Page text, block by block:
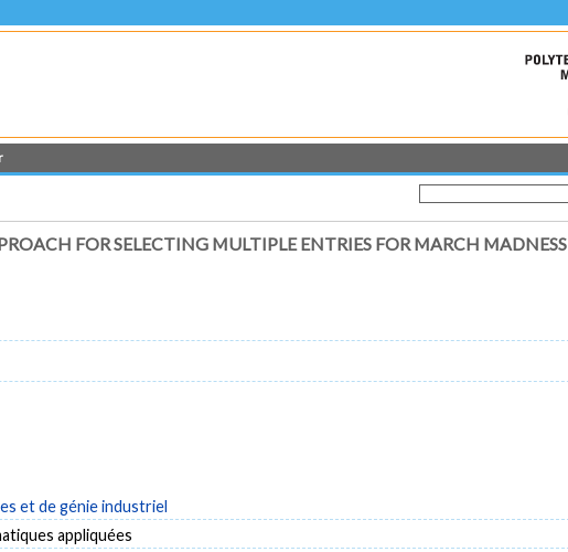
FOR SELECTING MULTIPLE ENTRIES FOR MARCH MADNESS
et de génie industriel
appliquées